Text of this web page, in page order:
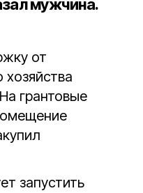
мужчина.
от
хозяйства
грантовые
запустить